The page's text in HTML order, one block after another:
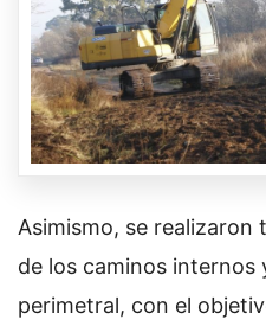
Asimismo, se realizaron
de los caminos internos
perimetral, con el